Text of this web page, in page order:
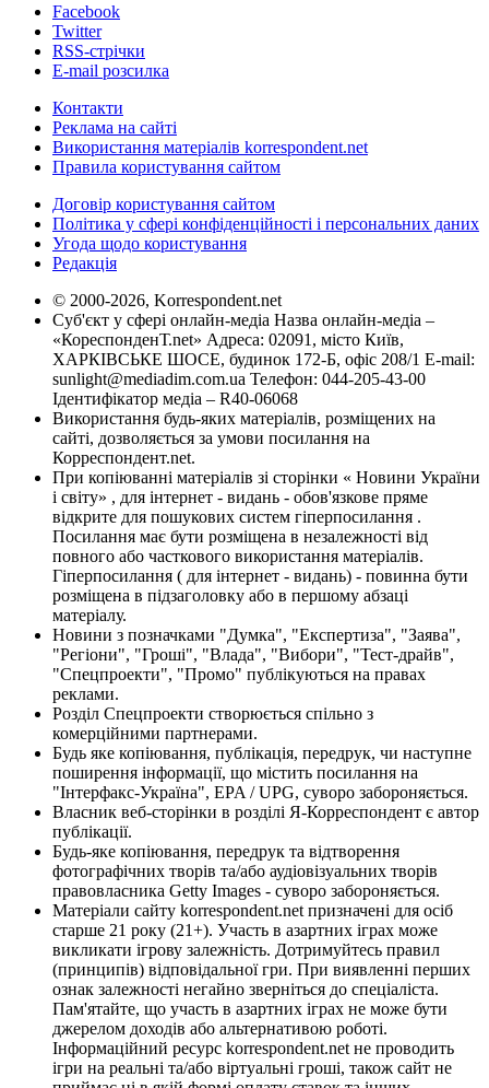
Facebook
Twitter
RSS-стрічки
E-mail розсилка
Контакти
Реклама на сайті
Використання матеріалів korrespondent.net
Правила користування сайтом
Договір користування сайтом
Політика у сфері конфіденційності і персональних даних
Угода щодо користування
Редакція
© 2000-2026, Korrespondent.net
Суб'єкт у сфері онлайн-медіа Назва онлайн-медіа –
«КореспонденТ.net» Адреса: 02091, місто Київ,
ХАРКІВСЬКЕ ШОСЕ, будинок 172-Б, офіс 208/1 E-mail:
sunlight@mediadim.com.ua Телефон: 044-205-43-00
Ідентифікатор медіа – R40-06068
Використання будь-яких матеріалів, розміщених на
сайті, дозволяється за умови посилання на
Корреспондент.net.
При копіюванні матеріалів зі сторінки « Новини України
і світу» , для інтернет - видань - обов'язкове пряме
відкрите для пошукових систем гіперпосилання .
Посилання має бути розміщена в незалежності від
повного або часткового використання матеріалів.
Гіперпосилання ( для інтернет - видань) - повинна бути
розміщена в підзаголовку або в першому абзаці
матеріалу.
Новини з позначками "Думка", "Експертиза", "Заява",
"Регіони", "Гроші", "Влада", "Вибори", "Тест-драйв",
"Спецпроекти", "Промо" публікуються на правах
реклами.
Розділ Спецпроекти створюється спільно з
комерційними партнерами.
Будь яке копіювання, публікація, передрук, чи наступне
поширення інформації, що містить посилання на
"Інтерфакс-Україна", EPA / UPG, суворо забороняється.
Власник веб-сторінки в розділі Я-Корреспондент є автор
публікації.
Будь-яке копіювання, передрук та відтворення
фотографічних творів та/або аудіовізуальних творів
правовласника Getty Images - суворо забороняється.
Матеріали сайту korrespondent.net призначені для осіб
старше 21 року (21+). Участь в азартних іграх може
викликати ігрову залежність. Дотримуйтесь правил
(принципів) відповідальної гри. При виявленні перших
ознак залежності негайно зверніться до спеціаліста.
Пам'ятайте, що участь в азартних іграх не може бути
джерелом доходів або альтернативою роботі.
Інформаційний ресурс korrespondent.net не проводить
ігри на реальні та/або віртуальні гроші, також сайт не